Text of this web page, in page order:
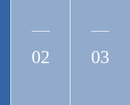
02 03